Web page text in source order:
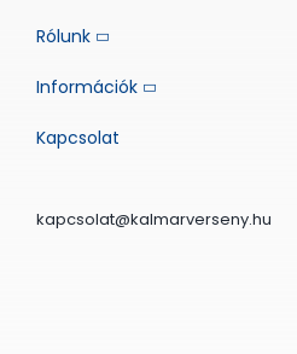
Rólunk
Információk
Kapcsolat
kapcsolat@kalmarverseny.hu